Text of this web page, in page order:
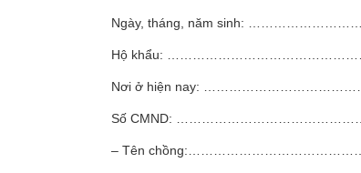
Ngày, tháng, năm sinh:
Hộ khẩu:
Nơi ở hiện nay:
Số CMND:
– Tên